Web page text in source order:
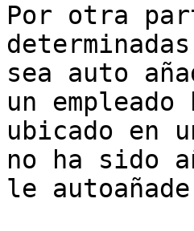
Por otra
sea auto
un
ubicado en
no ha sido
le